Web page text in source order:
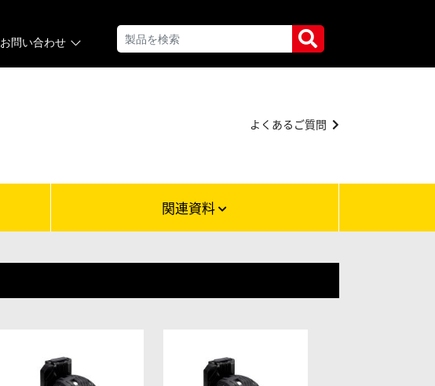
お問い合わせ
よくあるご質問
関連資料